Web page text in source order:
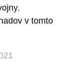
v tomto